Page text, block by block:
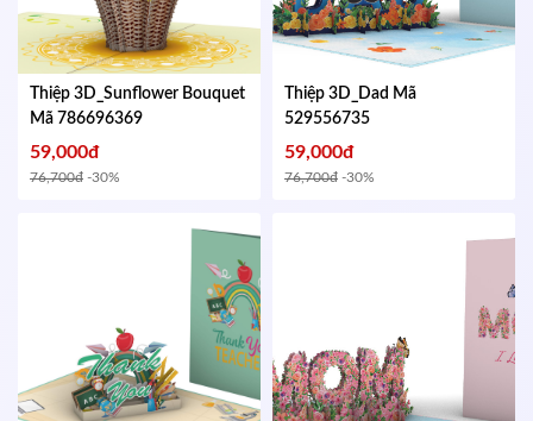
Thiệp 3D_Sunflower Bouquet
Mã 786696369
59,000đ
76,700đ -30%
Thiệp 3D_Dad Mã
529556735
59,000đ
76,700đ -30%